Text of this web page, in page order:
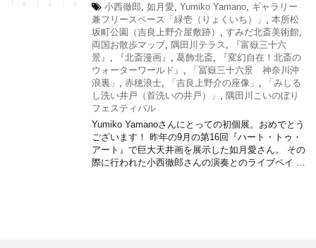
小西徹郎 如月愛 Yumiko Yamano ギャラリー
兼フリースペース「緑壱（りょくいち）」
本所松
坂町公園（吉良上野介屋敷跡）
すみだ北斎美術館
両国お散歩マップ, 隅田川テラス
『富嶽三十六
景』
『北斎漫画』 葛飾北斎
『変幻自在！北斎の
ウォーターワールド』
「冨嶽三十六景 神奈川沖
浪裏」
赤穂浪士 「吉良上野介の座像」
「みしる
し洗い井戸（首洗いの井戸）」
隅田川こいのぼり
フェスティバル
Yumiko Yamanoさんにとっての初個展。おめでとう
ございます！ 昨年の9月の第16回『ハート・トゥ・
アート』で巨大天井画を展示した如月愛さん。 その
際に行われた小西徹郎さんの演奏とのライブペイ …